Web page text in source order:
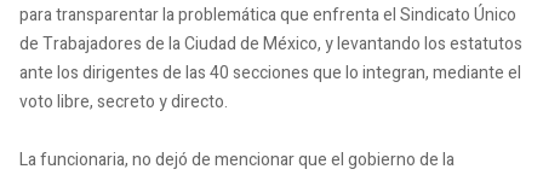
para transparentar la problemática que enfrenta el Sindicato Único
de Trabajadores de la Ciudad de México, y levantando los estatutos
ante los dirigentes de las 40 secciones que lo integran, mediante el
voto libre, secreto y directo.
La funcionaria, no dejó de mencionar que el gobierno de la